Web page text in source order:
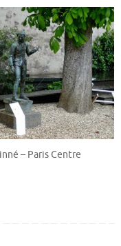
– Paris Centre